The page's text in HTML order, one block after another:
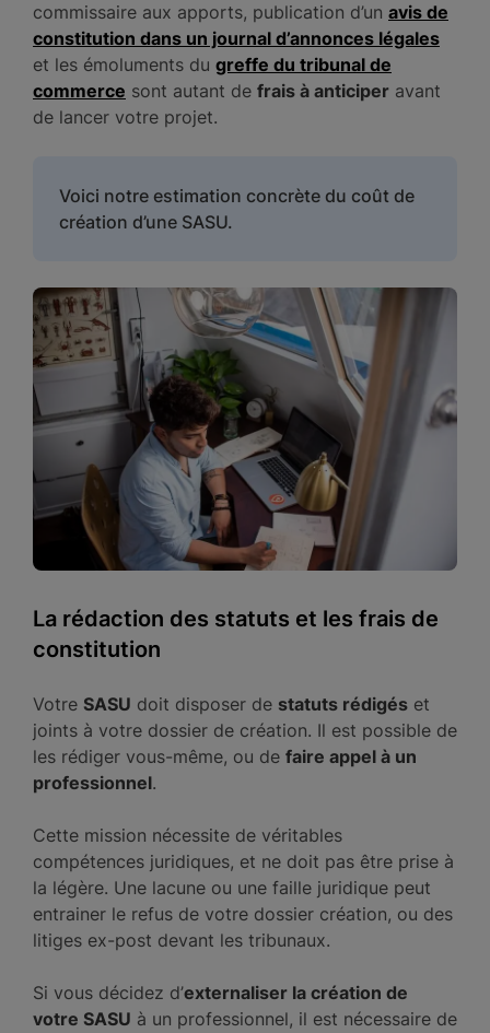
commissaire aux apports, publication d’un avis de
constitution dans un journal d’annonces légales
et les émoluments du greffe du tribunal de
commerce sont autant de frais à anticiper avant
de lancer votre projet.
Voici notre estimation concrète du coût de
création d’une SASU.
La rédaction des statuts et les frais de
constitution
Votre SASU doit disposer de statuts rédigés et
joints à votre dossier de création. Il est possible de
les rédiger vous-même, ou de faire appel à un
professionnel.
Cette mission nécessite de véritables
compétences juridiques, et ne doit pas être prise à
la légère. Une lacune ou une faille juridique peut
entrainer le refus de votre dossier création, ou des
litiges ex-post devant les tribunaux.
Si vous décidez d’externaliser la création de
votre SASU à un professionnel, il est nécessaire de